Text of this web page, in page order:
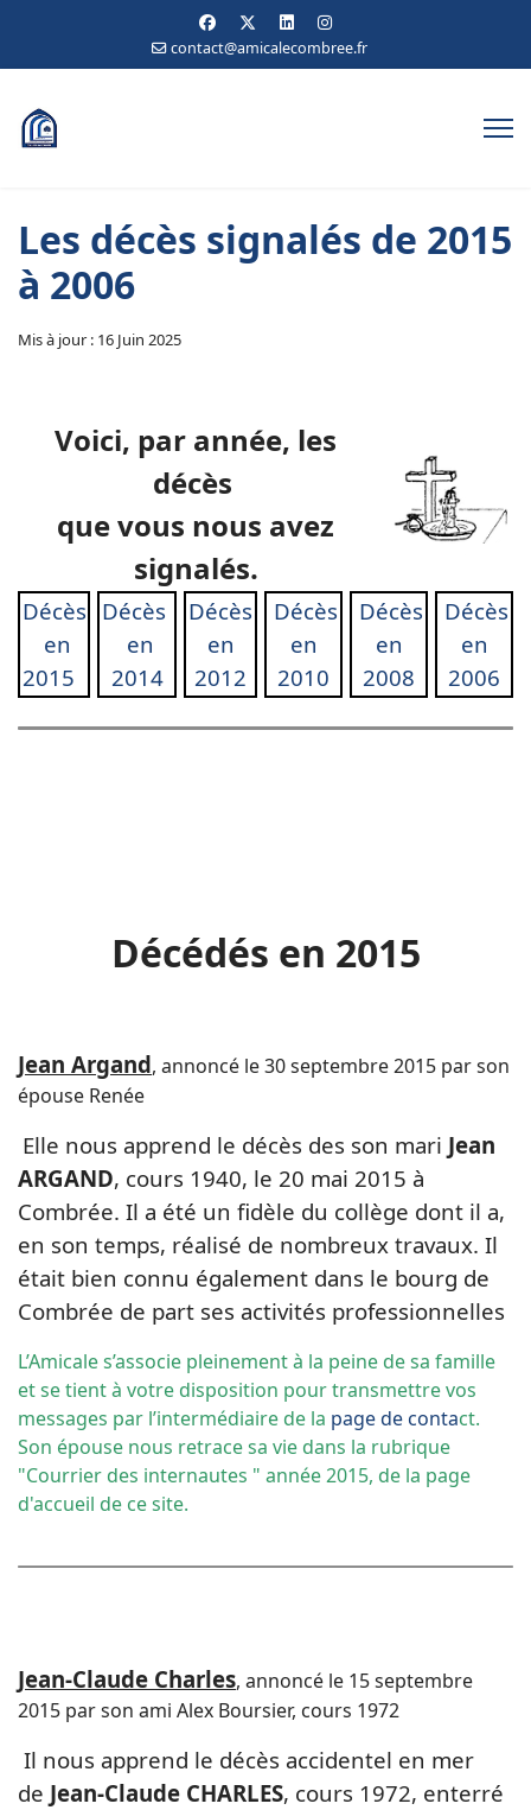
contact@amicalecombree.fr
Les décès signalés de 2015
à 2006
Mis à jour : 16 Juin 2025
Voici, par année, les
décès
que vous nous avez
signalés.
Décès
en
2015
Décès
en
2014
Décès
en
2012
Décès
en
2010
Décès
en
2008
Décès
en
2006
Décédés en 2015
Jean Argand, annoncé le 30 septembre 2015 par son
épouse Renée
Elle nous apprend le décès des son mari Jean
ARGAND, cours 1940, le 20 mai 2015 à
Combrée. Il a été un fidèle du collège dont il a,
en son temps, réalisé de nombreux travaux. Il
était bien connu également dans le bourg de
Combrée de part ses activités professionnelles
L’Amicale s’associe pleinement à la peine de sa famille
et se tient à votre disposition pour transmettre vos
messages par l’intermédiaire de la page de contact.
Son épouse nous retrace sa vie dans la rubrique
"Courrier des internautes " année 2015, de la page
d'accueil de ce site.
Jean-Claude Charles, annoncé le 15 septembre
2015 par son ami Alex Boursier, cours 1972
Il nous apprend le décès accidentel en mer
de Jean-Claude CHARLES, cours 1972, enterré